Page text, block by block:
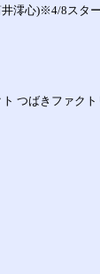
澪心)※4/8スター
つばきファク